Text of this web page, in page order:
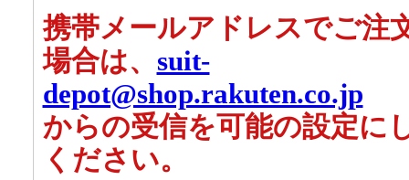
携帯メールアドレスでご注
場合は、 suit-
depot@shop.rakuten.co.jp
からの受信を可能の設定に
ください。